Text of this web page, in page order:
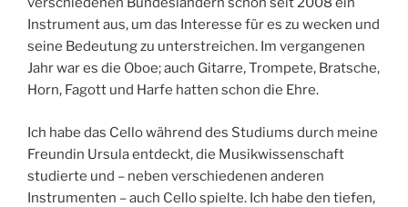
Instrument aus, um das Interesse für es zu wecken und
seine Bedeutung zu unterstreichen. Im vergangenen
Jahr war es die Oboe; auch Gitarre, Trompete, Bratsche,
Horn, Fagott und Harfe hatten schon die Ehre.
Ich habe das Cello während des Studiums durch meine
Freundin Ursula entdeckt, die Musikwissenschaft
studierte und – neben verschiedenen anderen
Instrumenten – auch Cello spielte. Ich habe den tiefen,